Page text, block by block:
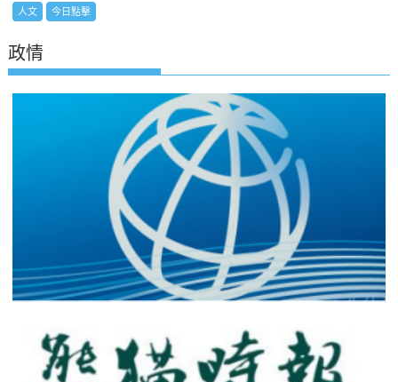
人文 今日點擊
政情